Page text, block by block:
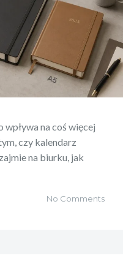
na coś więcej
czy kalendarz
na biurku, jak
No Comments